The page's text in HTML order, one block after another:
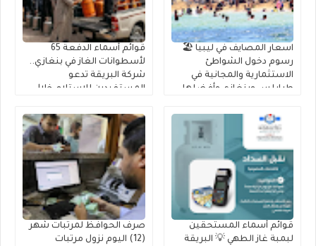
اسعار المصايف في ليبيا 🏖️
رسوم دخول الشواطئ
الاستثمارية والمجانية في
طرابلس وبنغازي وأفضلها
قوائم أسماء الدفعة 65
لأسطوانات الغاز في بنغازي..
شركة البريقة تدعو
المستفيدين للاستلام خلال
قوائم أسماء المستحقين
لبمبة غاز الطهي 💡 البريقة
صرف الحوافظ لمرتبات شهر
(12) اليوم نزول مرتبات